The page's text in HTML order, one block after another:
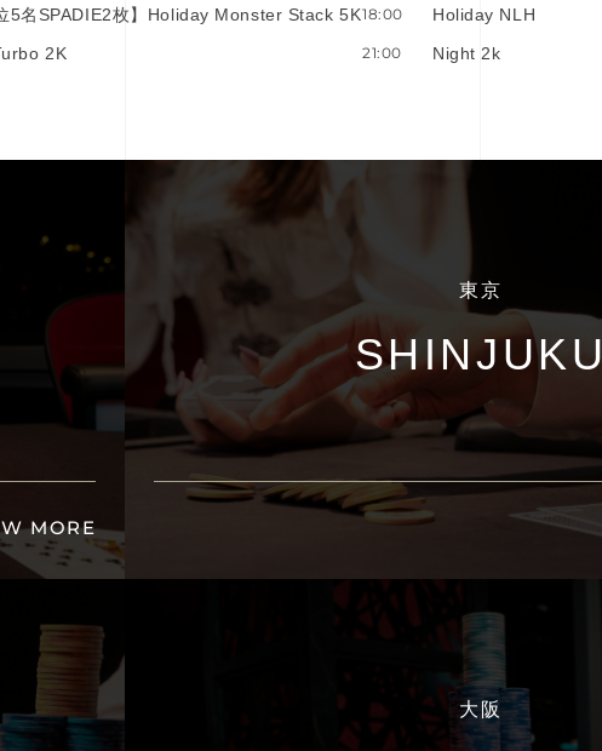
5名SPADIE2枚】Holiday Monster Stack 5K
2K
18:00 Holiday NLH
21:00 Night 2k
MORE
東京
SHINJUKU
大阪